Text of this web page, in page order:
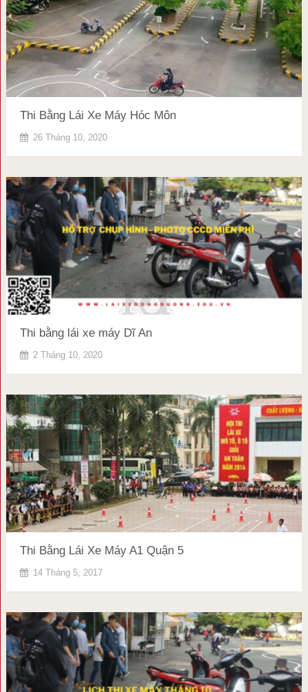
Thi Bằng Lái Xe Máy Hóc Môn
26 Tháng 10, 2020
Thi bằng lái xe máy Dĩ An
2 Tháng 10, 2020
Thi Bằng Lái Xe Máy A1 Quận 5
14 Tháng 5, 2017